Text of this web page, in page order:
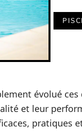
évolué ces
et leur
pratiques